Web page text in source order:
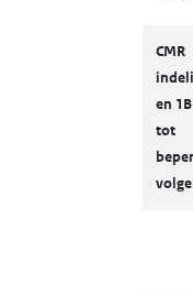
CMR
en
tot